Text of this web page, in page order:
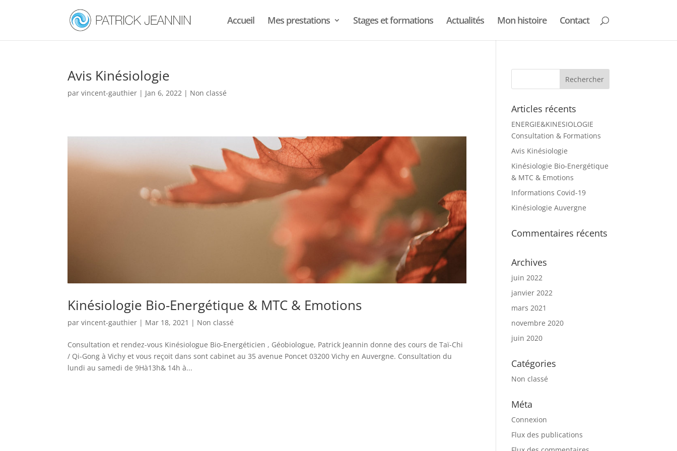
Accueil Mes prestations Stages et formations Actualités Mon histoire Contact
Avis Kinésiologie
parvincent-gauthier | Jan 6, 2022 | Non classé
Kinésiologie Bio-Energétique & MTC & Emotions
parvincent-gauthier | Mar 18, 2021 | Non classé
Consultation et rendez-vous Kinésiologue Bio-Energéticien , Géobiologue, Patrick Jeannin donne des cours de Taï-Chi
/ Qi-Gong à Vichy et vous reçoit dans sont cabinet au 35 avenue Poncet 03200 Vichy en Auvergne. Consultation du
lundi au samedi de 9Hà13h& 14h à...
Articles récents
ENERGIE&KINESIOLOGIE
Consultation & Formations
Avis Kinésiologie
Kinésiologie Bio-Energétique
& MTC & Emotions
Informations Covid-19
Kinésiologie Auvergne
Commentaires récents
Archives
juin 2022
janvier 2022
mars 2021
novembre 2020
juin 2020
Catégories
Non classé
Méta
Connexion
Flux des publications